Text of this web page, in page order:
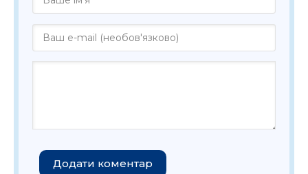
Додати коментар